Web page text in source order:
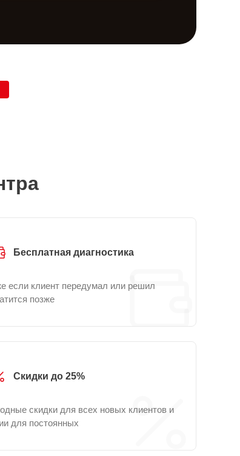
Бесплатная диагностика
если клиент передумал или решил
позже
Скидки до 25%
скидки для всех новых клиентов и
для постоянных